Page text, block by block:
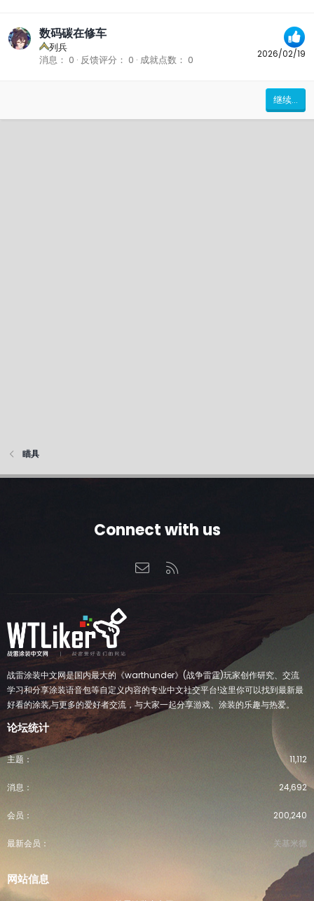
2026/02/19
数码碳在修车
列兵
消息
0 反馈评分 0 成就点数 0
继续...
瞄具
Connect with us
联系我们
战雷涂装中文网是国内最大的《warthunder》(战争雷霆)玩家创作研究、交流
学习和分享涂装语音包等自定义内容的专业中文社交平台!这里你可以找到最新最
好看的涂装,与更多的爱好者交流，与大家一起分享游戏、涂装的乐趣与热爱。
论坛统计
主题 11,112
消息 24,692
会员 200,240
最新会员 关基米德
网站信息